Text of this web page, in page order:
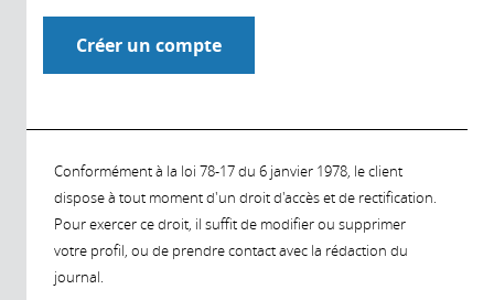
Conformément à la loi 78-17 du 6 janvier 1978, le client
dispose à tout moment d'un droit d'accès et de rectification.
Pour exercer ce droit, il suffit de modifier ou supprimer
votre profil, ou de prendre contact avec la rédaction du
journal.